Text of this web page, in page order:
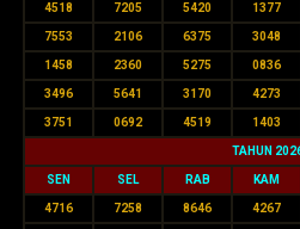
4518 7205 5420 1377
7553 2106 6375 3048
1458 2360 5275 0836
3496 5641 3170 4273
3751 0692 4519 1403
TAHUN
SEN SEL RAB KAM
4716 7258 8646 4267